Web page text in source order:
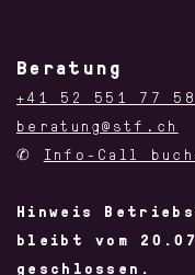
Beratung
+41 52 551 77 58
beratung@stf.ch
✆ Info-Call
Hinweis
bleibt vom
geschlossen.